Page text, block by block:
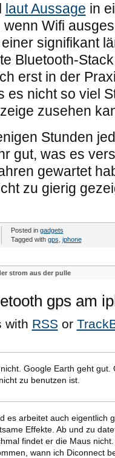
laut Aussage in
Wifi
signifikant
Bluetooth-
erst in der
es nicht so viel
zusehen
Stunden
gut, was es
gewartet
zu gierig
Posted in gadgets
Tagged with gps iphone
strom aus der pulle
gps am
with RSS or
Google Earth geht gut.
zu benutzen ist.
es arbeitet auch eigentlich
Effekte. Ab und zu
findet er die Maus
wann ich Diconnect